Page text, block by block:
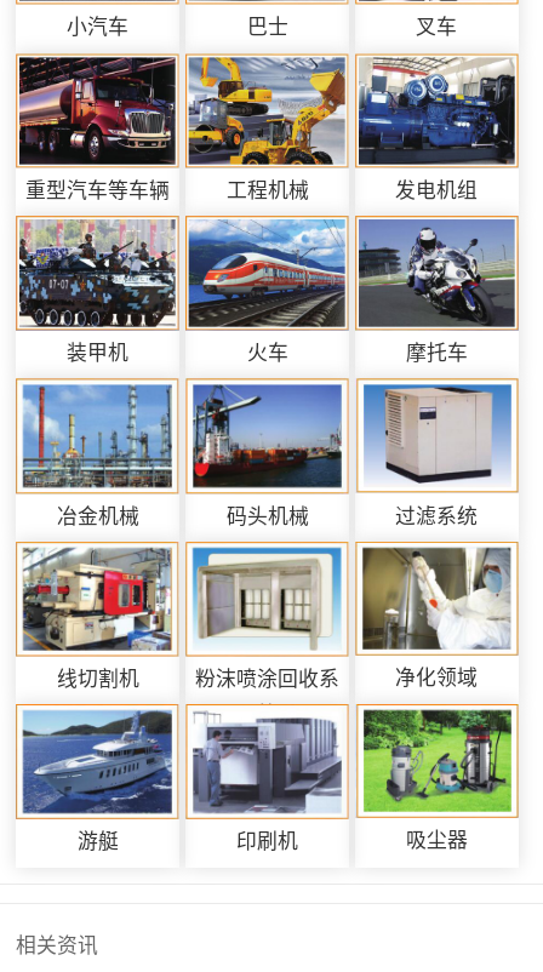
小汽车 巴士 叉车
重型汽车等车辆 工程机械 发电机组
装甲机 火车 摩托车
冶金机械 码头机械 过滤系统
线切割机
粉沫喷涂回收系
统
净化领域
游艇 印刷机 吸尘器
相关资讯